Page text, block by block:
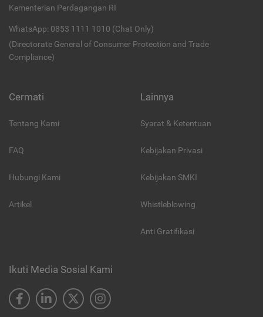
Kementerian Perdagangan RI
WhatsApp: 0853 1111 1010 (Chat Only)
(Directorate General of Consumer Protection and Trade
Compliance)
Cermati
Tentang Kami
FAQ
Hubungi Kami
Artikel
Lainnya
Syarat & Ketentuan
Kebijakan Privasi
Kebijakan SMKI
Whistleblowing
Anti Gratifikasi
Ikuti Media Sosial Kami